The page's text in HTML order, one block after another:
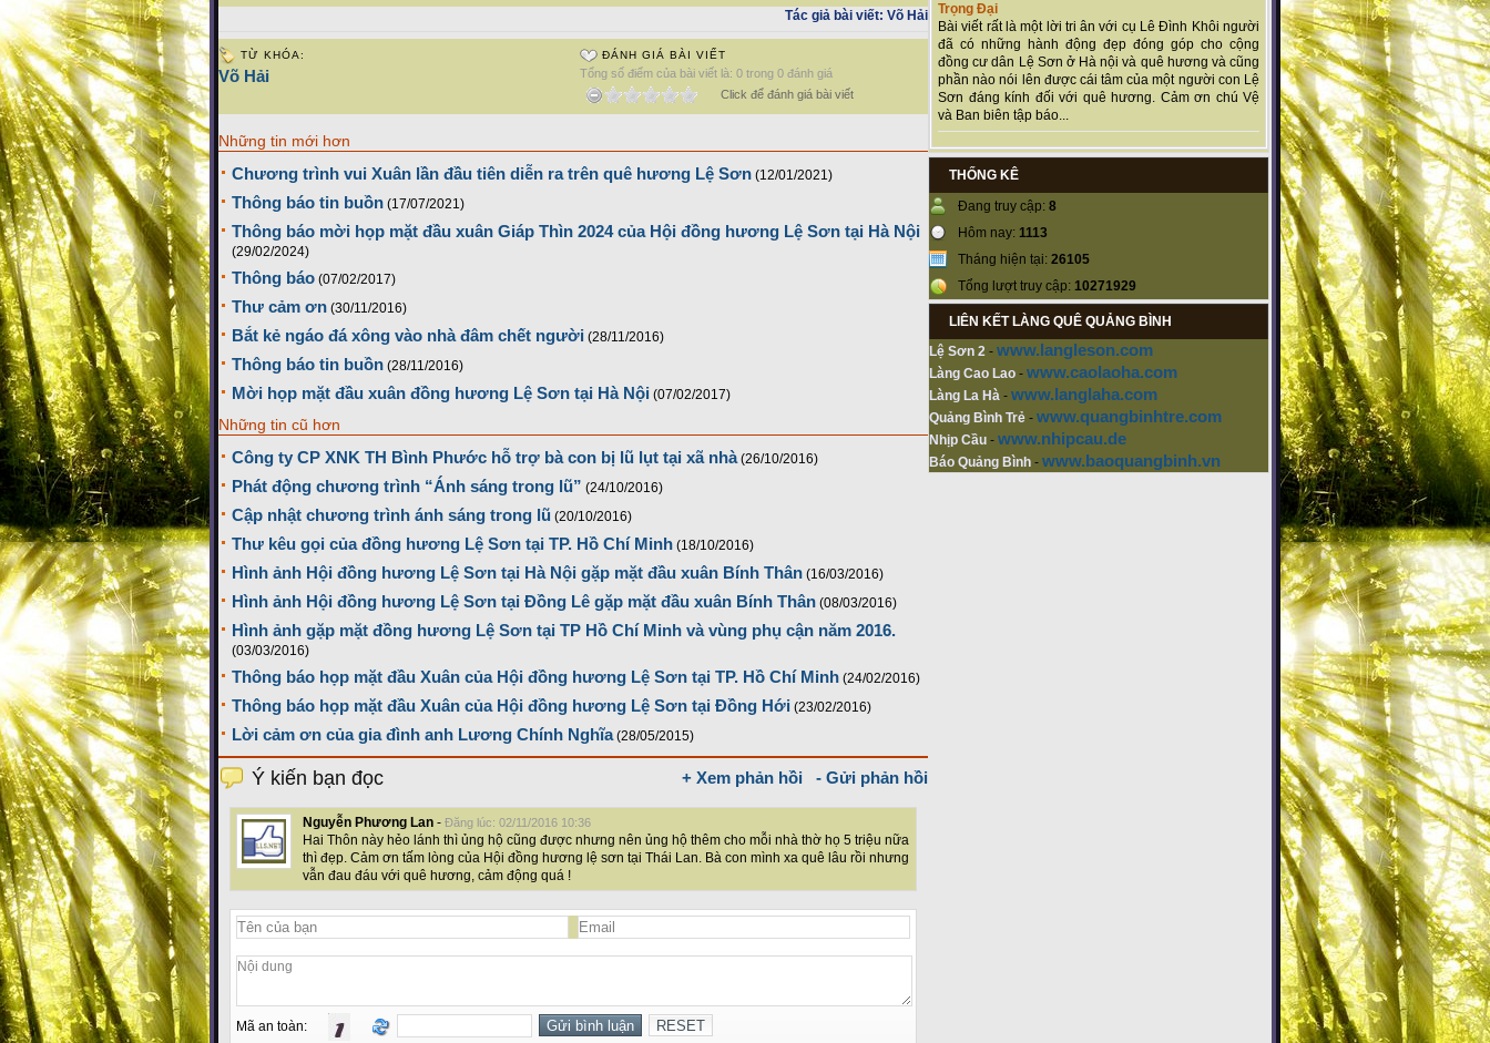
Tác giả bài viết: Võ Hải
TỪ KHÓA:
Võ Hải
ĐÁNH GIÁ BÀI VIẾT
Tổng số điểm của bài viết là: 0 trong 0 đánh giá
Click để đánh giá bài viết
Những tin mới hơn
Chương trình vui Xuân lần đầu tiên diễn ra trên quê hương Lệ Sơn (12/01/2021)
Thông báo tin buồn (17/07/2021)
Thông báo mời họp mặt đầu xuân Giáp Thìn 2024 của Hội đồng hương Lệ Sơn tại Hà Nội
(29/02/2024)
Thông báo (07/02/2017)
Thư cảm ơn (30/11/2016)
Bắt kẻ ngáo đá xông vào nhà đâm chết người (28/11/2016)
Thông báo tin buồn (28/11/2016)
Mời họp mặt đầu xuân đồng hương Lệ Sơn tại Hà Nội (07/02/2017)
Những tin cũ hơn
Công ty CP XNK TH Bình Phước hỗ trợ bà con bị lũ lụt tại xã nhà (26/10/2016)
Phát động chương trình “Ánh sáng trong lũ” (24/10/2016)
Cập nhật chương trình ánh sáng trong lũ (20/10/2016)
Thư kêu gọi của đồng hương Lệ Sơn tại TP. Hồ Chí Minh (18/10/2016)
Hình ảnh Hội đồng hương Lệ Sơn tại Hà Nội gặp mặt đầu xuân Bính Thân (16/03/2016)
Hình ảnh Hội đồng hương Lệ Sơn tại Đồng Lê gặp mặt đầu xuân Bính Thân (08/03/2016)
Hình ảnh gặp mặt đồng hương Lệ Sơn tại TP Hồ Chí Minh và vùng phụ cận năm 2016.
(03/03/2016)
Thông báo họp mặt đầu Xuân của Hội đồng hương Lệ Sơn tại TP. Hồ Chí Minh (24/02/2016)
Thông báo họp mặt đầu Xuân của Hội đồng hương Lệ Sơn tại Đồng Hới (23/02/2016)
Lời cảm ơn của gia đình anh Lương Chính Nghĩa (28/05/2015)
+ Xem phản hồi - Gửi phản hồi
Ý kiến bạn đọc
Nguyễn Phương Lan - Đăng lúc: 02/11/2016 10:36
Hai Thôn này hẻo lánh thì ủng hộ cũng được nhưng nên ủng hộ thêm cho mỗi nhà thờ họ 5 triệu nữa
thì đẹp. Cảm ơn tấm lòng của Hội đồng hương lệ sơn tại Thái Lan. Bà con mình xa quê lâu rồi nhưng
vẫn đau đáu với quê hương, cảm động quá !
Mã an toàn:
Trọng Đại
Bài viết rất là một lời tri ân với cụ Lê Đình Khôi người
đã có những hành động đẹp đóng góp cho cộng
đồng cư dân Lệ Sơn ở Hà nội và quê hương và cũng
phần nào nói lên được cái tâm của một người con Lệ
Sơn đáng kính đối với quê hương. Cảm ơn chú Vệ
và Ban biên tập báo...
THỐNG KÊ
Đang truy cập: 8
Hôm nay: 1113
Tháng hiện tại: 26105
Tổng lượt truy cập: 10271929
LIÊN KẾT LÀNG QUÊ QUẢNG BÌNH
Lệ Sơn 2 - www.langleson.com
Làng Cao Lao - www.caolaoha.com
Làng La Hà - www.langlaha.com
Quảng Bình Trẻ - www.quangbinhtre.com
Nhịp Cầu - www.nhipcau.de
Báo Quảng Bình - www.baoquangbinh.vn